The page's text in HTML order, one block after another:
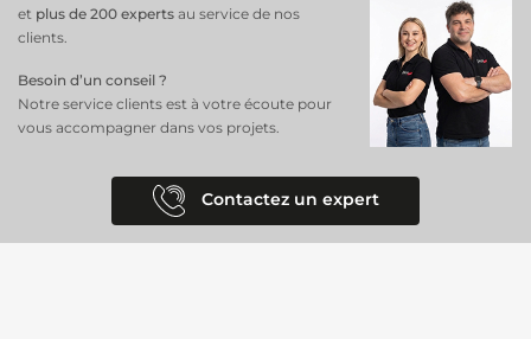
et plus de 200 experts au service de nos
clients.
Besoin d’un conseil ?
Notre service clients est à votre écoute pour
vous accompagner dans vos projets.
Contactez un expert